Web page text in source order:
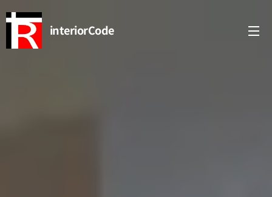
interiorCode